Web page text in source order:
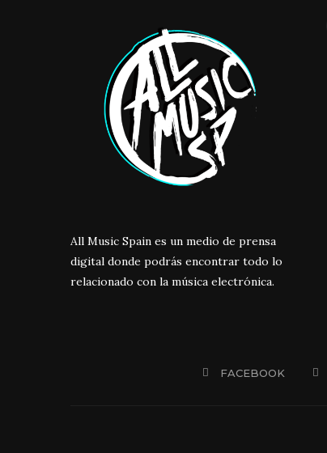
All Music Spain es un medio de prensa
digital donde podrás encontrar todo lo
relacionado con la música electrónica.
FACEBOOK